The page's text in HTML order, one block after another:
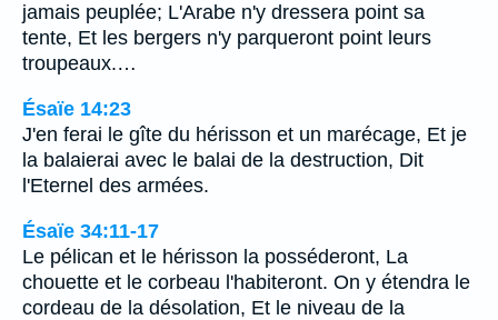
jamais peuplée; L'Arabe n'y dressera point sa
tente, Et les bergers n'y parqueront point leurs
troupeaux.…
Ésaïe 14:23
J'en ferai le gîte du hérisson et un marécage, Et je
la balaierai avec le balai de la destruction, Dit
l'Eternel des armées.
Ésaïe 34:11-17
Le pélican et le hérisson la posséderont, La
chouette et le corbeau l'habiteront. On y étendra le
cordeau de la désolation, Et le niveau de la